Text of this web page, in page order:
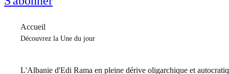
Accueil
Découvrez la Une du jour
L'Albanie d'Edi Rama en pleine dérive oligarchique et